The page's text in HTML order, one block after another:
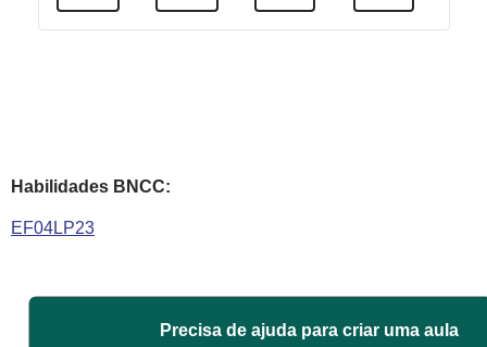
Habilidades BNCC:
EF04LP23
Precisa de ajuda para criar uma aula